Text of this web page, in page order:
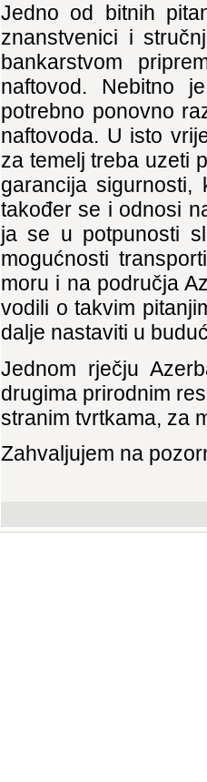
Jedno od bitnih
znanstvenici i
bankarstvom
naftovod. Nebitno
potrebno ponovno
naftovoda. U isto
za temelj treba uzeti
garancija sigurnosti,
također se i odnosi
ja se u potpunosti
mogućnosti
moru i na područja
vodili o takvim
dalje nastaviti u
Jednom rječju
drugima prirodnim
stranim tvrtkama, za
Zahvaljujem na